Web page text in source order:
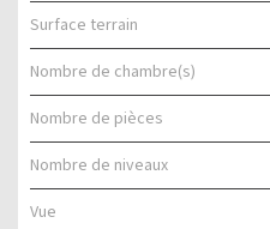
surface terrain
Nombre de chambre(s)
Nombre de pièces
Nombre de niveaux
Vue